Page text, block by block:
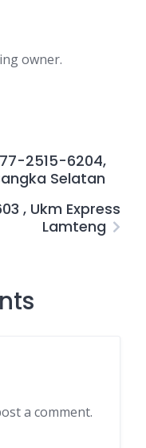
owner.
2515-6204,
Selatan
, Ukm Express
Lamteng
a comment.